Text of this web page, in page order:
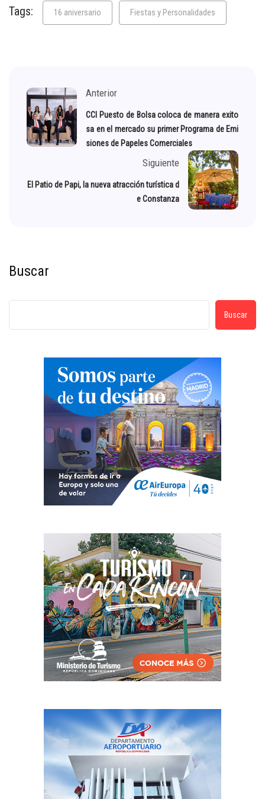
Tags: 16 aniversario Fiestas y Personalidades
Anterior
CCI Puesto de Bolsa coloca de manera exito
sa en el mercado su primer Programa de Emi
siones de Papeles Comerciales
Siguiente
El Patio de Papi, la nueva atracción turística d
e Constanza
Buscar
Buscar